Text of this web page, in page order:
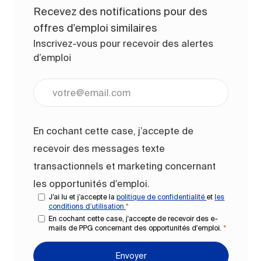
Recevez des notifications pour des
offres d’emploi similaires
Inscrivez-vous pour recevoir des alertes
d’emploi
En cochant cette case, j’accepte de
recevoir des messages texte
transactionnels et marketing concernant
les opportunités d’emploi.
J’ai lu et j’accepte la politique de confidentialité et les
conditions d’utilisation *
En cochant cette case, j'accepte de recevoir des e-
mails de PPG concernant des opportunités d'emploi. *
Envoyer